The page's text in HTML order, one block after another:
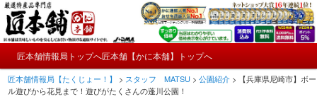
メ
イ
ン
ン
テ
ン
匠本舗情報局【たくじょー！】
かにやおせちについてのおもしろ情報や興味深い記事をお届けします。
ン
メ
メ
イ
匠本舗情報局トップへ匠本舗【かに本舗】トップへ
匠本舗情報局【たくじょー！】 > スタッフ MATSU >公園紹介 >
【兵庫県尼崎市】ボー
ル遊びから花見まで！遊びがたくさんの蓬川公園！